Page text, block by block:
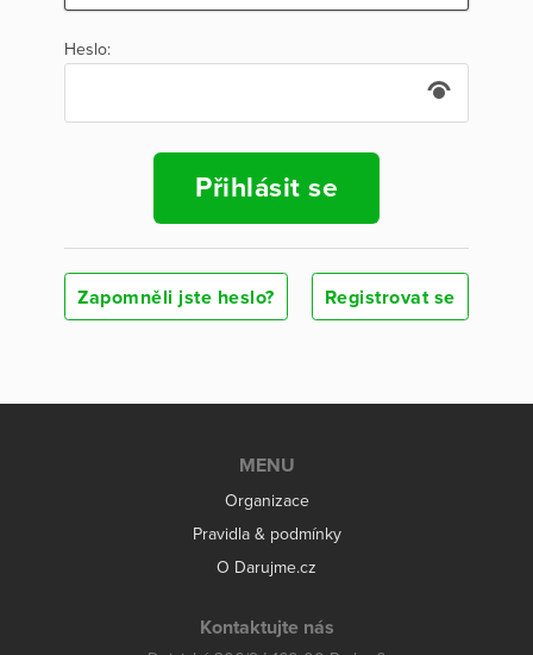
Heslo:
Přihlásit se
Zapomněli jste heslo? Registrovat se
MENU
Organizace
Pravidla & podmínky
O Darujme.cz
Kontaktujte nás